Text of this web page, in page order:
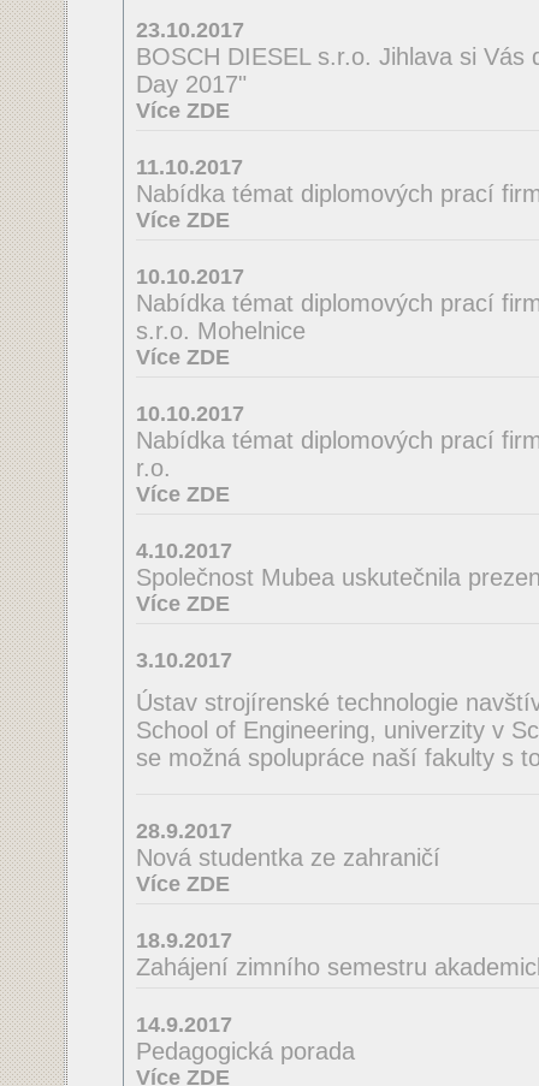
23.10.2017
BOSCH DIESEL s.r.o. Jihlava si Vás
Day 2017"
Více ZDE
11.10.2017
Nabídka témat diplomových prací
Více ZDE
10.10.2017
Nabídka témat diplomových prací
s.r.o. Mohelnice
Více ZDE
10.10.2017
Nabídka témat diplomových prací
r.o.
Více ZDE
4.10.2017
Společnost Mubea uskutečnila
Více ZDE
3.10.2017
Ústav strojírenské technologie
School of Engineering, univerzity v
se možná spolupráce naší fakulty s
28.9.2017
Nová studentka ze zahraničí
Více ZDE
18.9.2017
Zahájení zimního semestru
14.9.2017
Pedagogická porada
Více ZDE